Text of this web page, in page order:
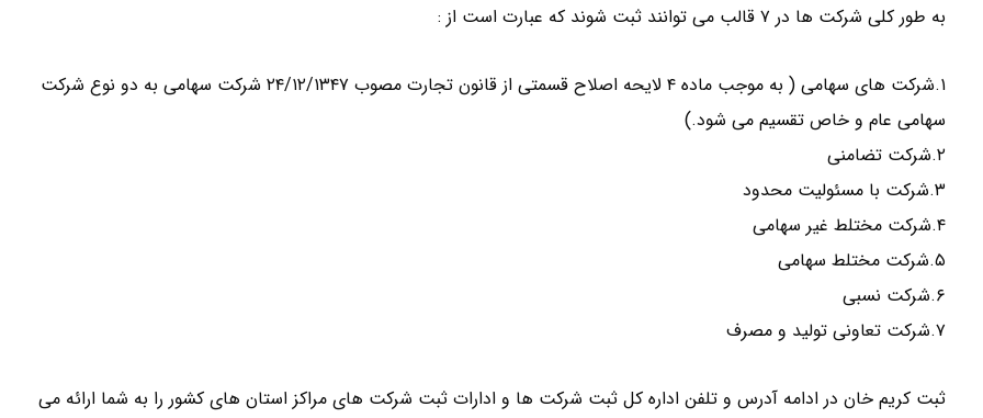
به طور کلی شرکت ها در ۷ قالب می توانند ثبت شوند که عبارت است از :
۱.شرکت های سهامی ( به موجب ماده ۴ لایحه اصلاح قسمتی از قانون تجارت مصوب ۲۴/۱۲/۱۳۴۷ شرکت سهامی به دو نوع شرکت
سهامی عام و خاص تقسیم می شود.)
۲.شرکت تضامنی
۳.شرکت با مسئولیت محدود
۴.شرکت مختلط غیر سهامی
۵.شرکت مختلط سهامی
۶.شرکت نسبی
۷.شرکت تعاونی تولید و مصرف
ثبت کریم خان در ادامه آدرس و تلفن اداره کل ثبت شرکت ها و ادارات ثبت شرکت های مراکز استان های کشور را به شما ارائه می